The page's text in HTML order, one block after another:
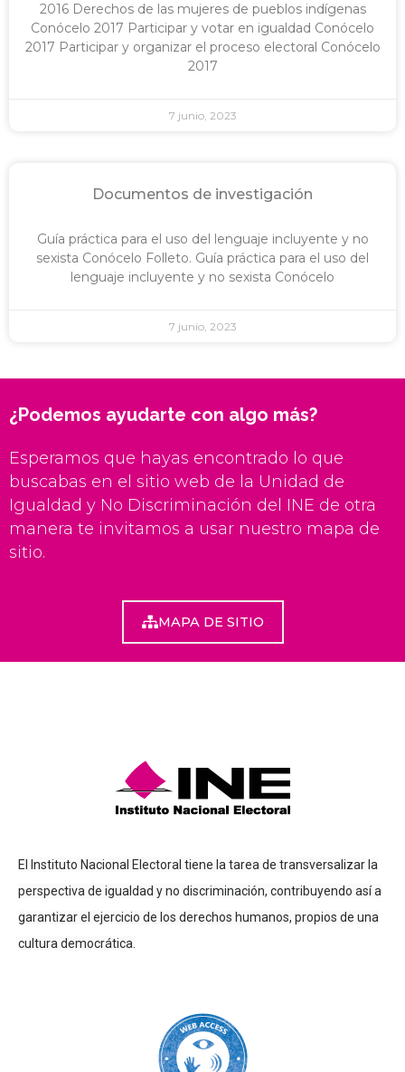
2016 Derechos de las mujeres de pueblos indígenas
Conócelo 2017 Participar y votar en igualdad Conócelo
2017 Participar y organizar el proceso electoral Conócelo
2017
7 junio, 2023
Documentos de investigación
Guía práctica para el uso del lenguaje incluyente y no
sexista Conócelo Folleto. Guía práctica para el uso del
lenguaje incluyente y no sexista Conócelo
7 junio, 2023
¿Podemos ayudarte con algo más?
Esperamos que hayas encontrado lo que
buscabas en el sitio web de la Unidad de
Igualdad y No Discriminación del INE de otra
manera te invitamos a usar nuestro mapa de
sitio.
MAPA DE SITIO
El Instituto Nacional Electoral tiene la tarea de transversalizar la
perspectiva de igualdad y no discriminación, contribuyendo así a
garantizar el ejercicio de los derechos humanos, propios de una
cultura democrática.